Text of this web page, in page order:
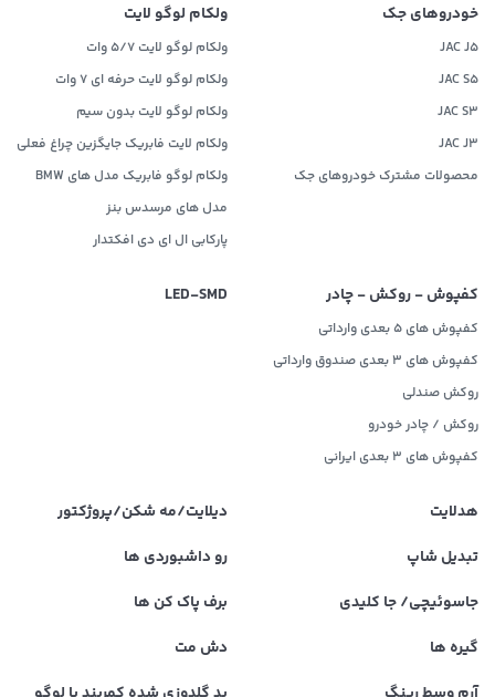
خودروهای جک
JAC J5
JAC S5
JAC S3
JAC J3
محصولات مشترک خودروهای جک
ولکام لوگو لایت
ولکام لوگو لایت 5/7 وات
ولکام لوگو لایت حرفه ای 7 وات
ولکام لوگو لایت بدون سیم
ولکام لایت فابریک جایگزین چراغ فعلی
ولکام لوگو فابریک مدل های BMW
مدل های مرسدس بنز
پارکابی ال ای دی افکتدار
کفپوش - روکش - چادر
کفپوش های 5 بعدی وارداتی
کفپوش های 3 بعدی صندوق وارداتی
روکش صندلی
روکش / چادر خودرو
کفپوش های ۳ بعدی ایرانی
LED‌-SMD
هدلایت
دیلایت/مه شکن/پروژکتور
تبدیل شاپ
رو داشبوردی ها
جاسوئیچی/ جا کلیدی
برف پاک کن ها
گیره ها
دش مت